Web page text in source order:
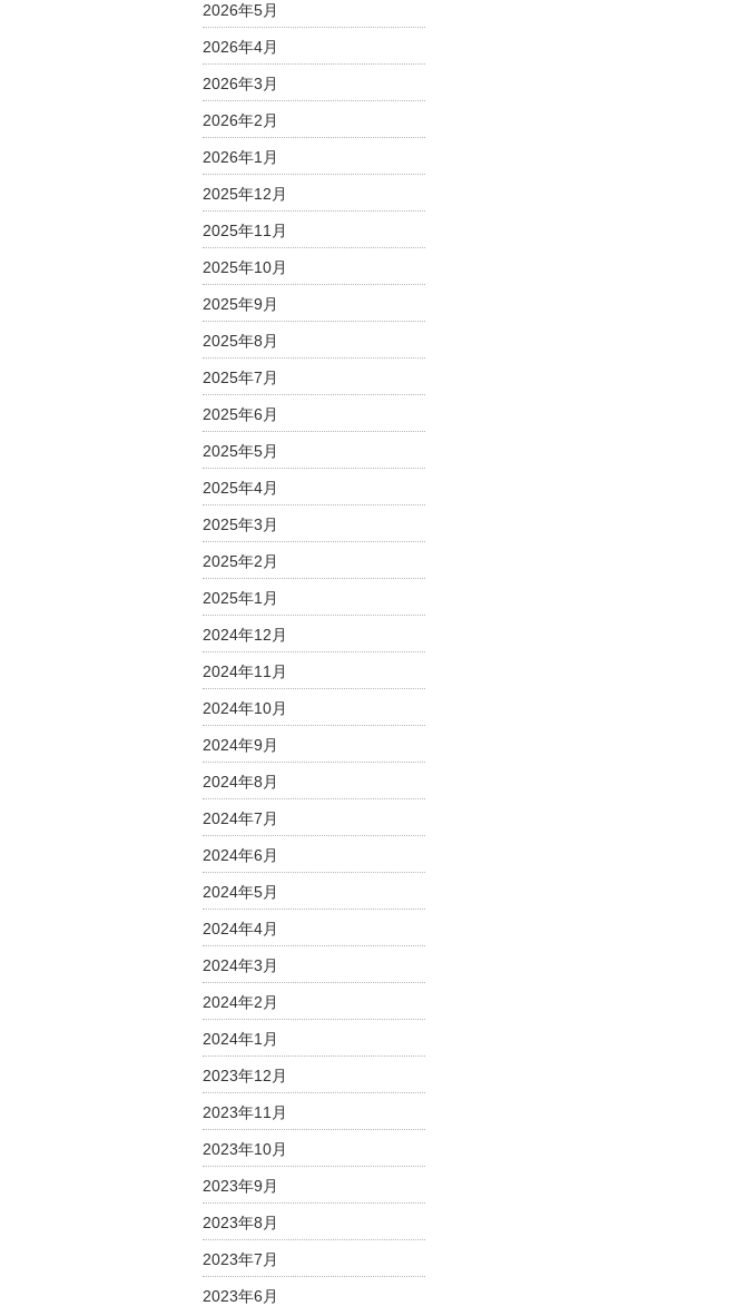
2026年5月
2026年4月
2026年3月
2026年2月
2026年1月
2025年12月
2025年11月
2025年10月
2025年9月
2025年8月
2025年7月
2025年6月
2025年5月
2025年4月
2025年3月
2025年2月
2025年1月
2024年12月
2024年11月
2024年10月
2024年9月
2024年8月
2024年7月
2024年6月
2024年5月
2024年4月
2024年3月
2024年2月
2024年1月
2023年12月
2023年11月
2023年10月
2023年9月
2023年8月
2023年7月
2023年6月